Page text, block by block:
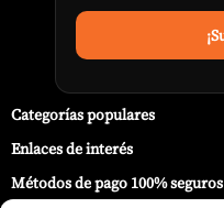
Categorías populares
Enlaces de interés
Métodos de pago 100% seguros